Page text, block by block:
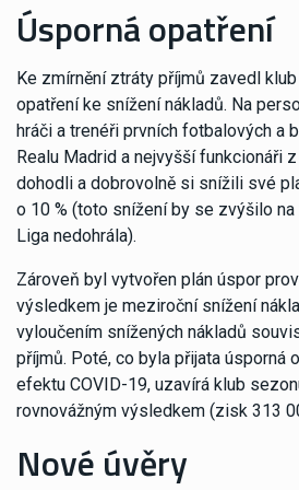
Úsporná opatření
Ke zmírnění ztráty příjmů zavedl
opatření ke snížení nákladů. Na
hráči a trenéři prvních fotbalových a
Realu Madrid a nejvyšší funkcionáři
dohodli a dobrovolně si snížili své
o 10 % (toto snížení by se zvýšilo na
Liga nedohrála).
Zároveň byl vytvořen plán úspor
výsledkem je meziroční snížení
vyloučením snížených nákladů
příjmů. Poté, co byla přijata úsporná
efektu COVID-19, uzavírá klub
rovnovážným výsledkem (zisk 313
Nové úvěry